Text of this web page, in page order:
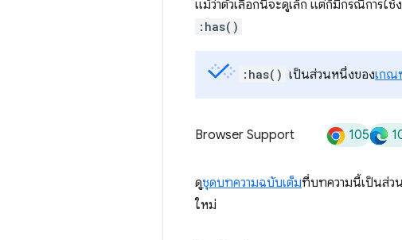
แม้ว่าตัวเลือกนี้จะดูเล็ก แต่ก็มีกรณีการใ
:has()
:has() เป็นส่วนหนึ่งของเกณ
Browser Support 105
ดูชุดบทความฉบับเต็มที่บทความนี้เป็นส่ว
ใหม่